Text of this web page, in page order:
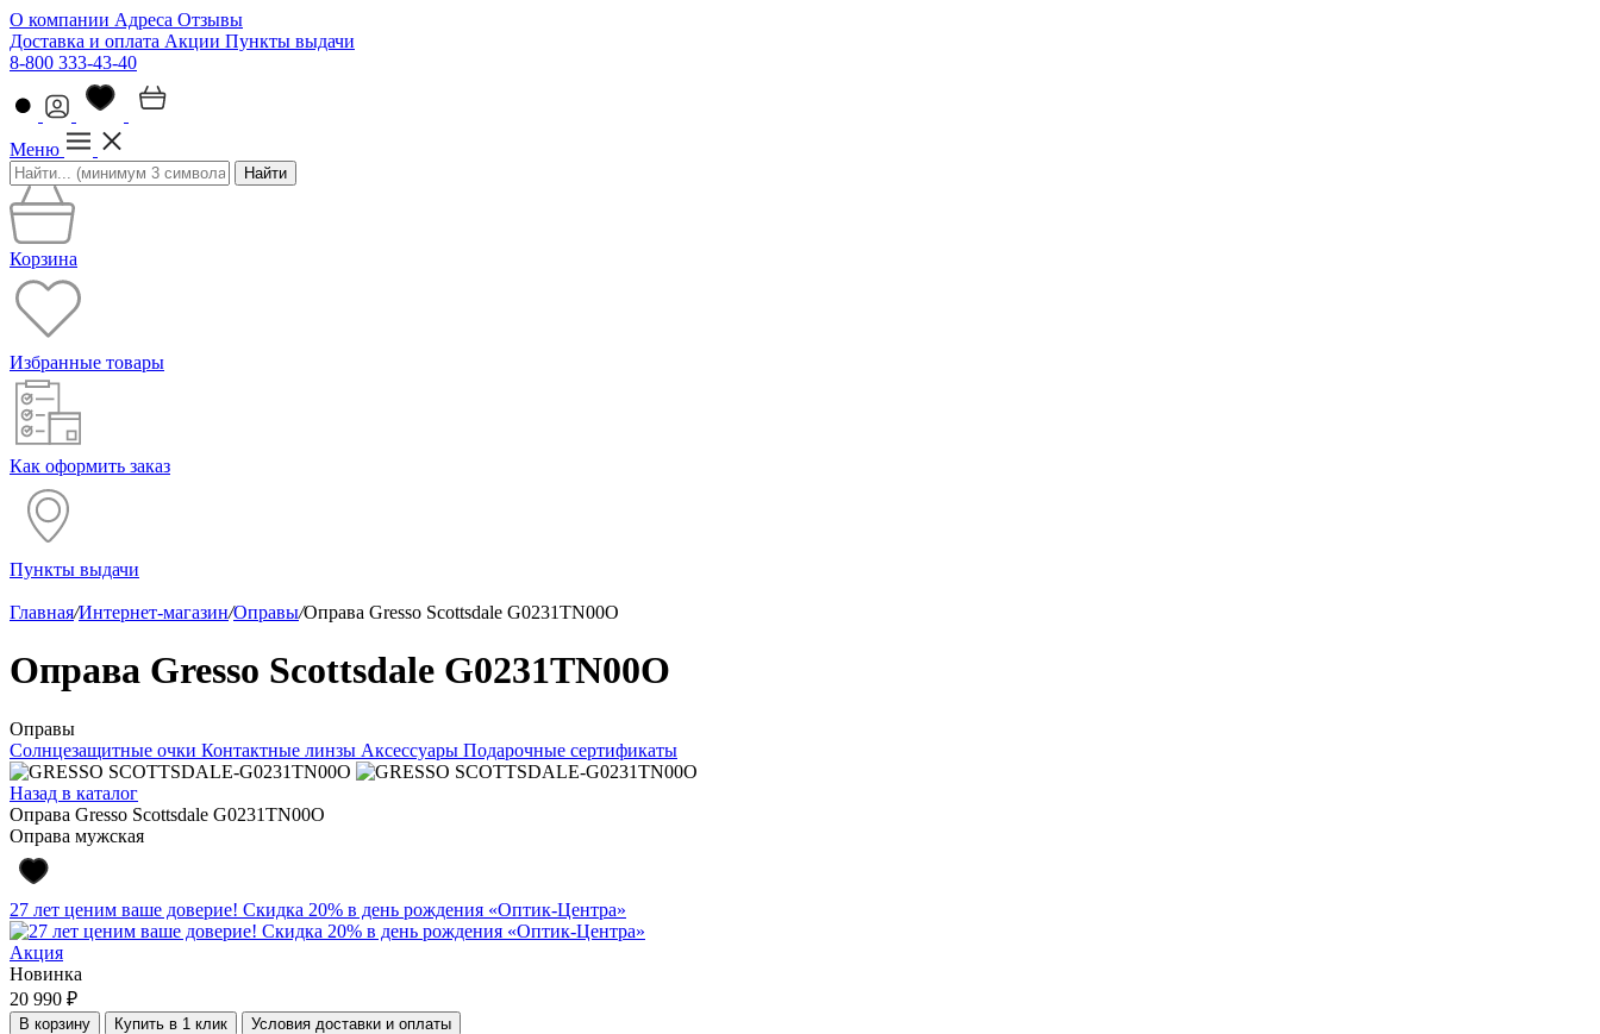
О компании Адреса Отзывы
Доставка и оплата Акции Пункты выдачи
8-800 333-43-40
Меню
Найти
Корзина
Избранные товары
Как оформить заказ
Пункты выдачи
Главная/Интернет-магазин/Оправы/Оправа Gresso Scottsdale G0231TN00O
Оправа Gresso Scottsdale G0231TN00O
Оправы
Солнцезащитные очки Контактные линзы Аксессуары Подарочные сертификаты
Назад в каталог
Оправа Gresso Scottsdale G0231TN00O
Оправа мужская
27 лет ценим ваше доверие! Скидка 20% в день рождения «Оптик-Центра»
Акция
Новинка
20 990 ₽
В корзину Купить в 1 клик Условия доставки и оплаты